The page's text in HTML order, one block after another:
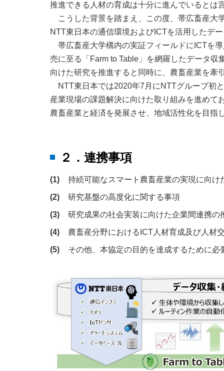
推進できる人材の育成は十分に進んでいるとは
こうした背景を踏まえ、この度、帯広畜産大
NTT東日本の通信環境およびICTを活用したデ
帯広畜産大学構内の実証フィールドにICTを
売に至る「Farm to Table」を網羅したデータ
向けた研究を推進すると同時に、農畜産業を牽
NTT東日本では2020年7月にNTTグループ初
産業現場の課題解決に向けた取り組みを進めて
農畜産業と経済を発展させ、地域活性化を目指
２．連携事項
(1) 持続可能なスマート農畜産業の実現に向け
(2) 研究基盤の高度化に関する事項
(3) 研究成果の社会実装に向けた企業間連携の
(4) 農畜産分野におけるICT人材育成及び人材
(5) その他、本協定の目的を達成するために必